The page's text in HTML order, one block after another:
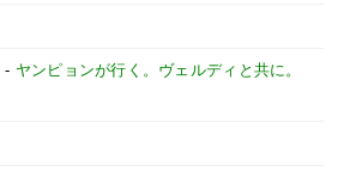
- ヤンピョンが行く。ヴェルディと共に。